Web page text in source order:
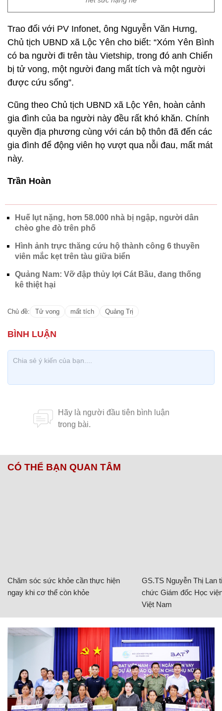
Trao đổi với PV Infonet, ông Nguyễn Văn Hưng,
Chủ tịch UBND xã Lộc Yên cho biết: “Xóm Yên Bình
có ba người đi trên tàu Vietship, trong đó anh Chiến
bị tử vong, một người đang mất tích và một người
được cứu sống”.
Cũng theo Chủ tịch UBND xã Lộc Yên, hoàn cảnh
gia đình của ba người này đều rất khó khăn. Chính
quyền địa phương cùng với cán bộ thôn đã đến các
gia đình để động viên họ vượt qua nỗi đau, mất mát
này.
Trần Hoàn
Huế lụt nặng, hơn 58.000 nhà bị ngập, người dân
chèo ghe đò trên phố
Hình ảnh trực thăng cứu hộ thành công 6 thuyền
viên mắc kẹt trên tàu giữa biển
Quảng Nam: Vỡ đập thủy lợi Cát Bầu, đang thống
kê thiệt hại
Chủ đề: Tử vong mất tích Quảng Trị
CÓ THỂ BẠN QUAN TÂM
Chăm sóc sức khỏe cần thực hiện
ngay khi cơ thể còn khỏe
GS.TS Nguyễn Thị Lan
chức Giám đốc Học
Việt Nam